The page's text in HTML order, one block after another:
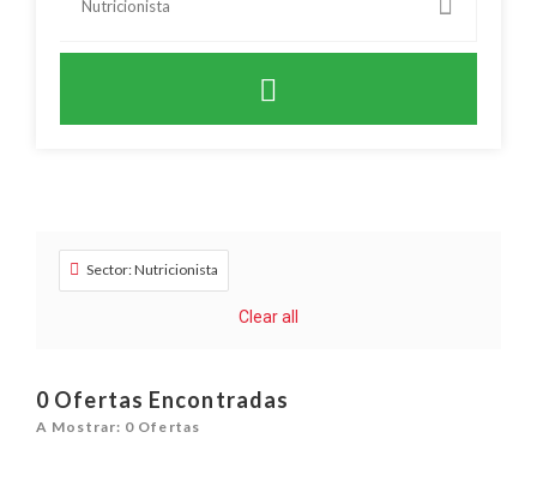
Nutricionista
Sector: Nutricionista
Clear all
0 Ofertas Encontradas
A Mostrar: 0 Ofertas